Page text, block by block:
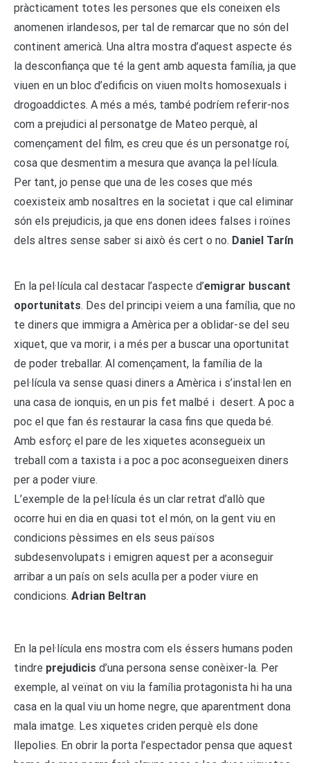
pràcticament totes les persones que els coneixen els
anomenen irlandesos, per tal de remarcar que no són del
continent americà. Una altra mostra d’aquest aspecte és
la desconfiança que té la gent amb aquesta família, ja que
viuen en un bloc d’edificis on viuen molts homosexuals i
drogoaddictes. A més a més, també podríem referir-nos
com a prejudici al personatge de Mateo perquè, al
començament del film, es creu que és un personatge roí,
cosa que desmentim a mesura que avança la pel·lícula.
Per tant, jo pense que una de les coses que més
coexisteix amb nosaltres en la societat i que cal eliminar
són els prejudicis, ja que ens donen idees falses i roïnes
dels altres sense saber si això és cert o no. Daniel Tarín
En la pel·lícula cal destacar l’aspecte d’emigrar buscant
oportunitats. Des del principi veiem a una família, que no
te diners que immigra a Amèrica per a oblidar-se del seu
xiquet, que va morir, i a més per a buscar una oportunitat
de poder treballar. Al començament, la família de la
pel·lícula va sense quasi diners a Amèrica i s’instal·len en
una casa de ionquis, en un pis fet malbé i desert. A poc a
poc el que fan és restaurar la casa fins que queda bé.
Amb esforç el pare de les xiquetes aconsegueix un
treball com a taxista i a poc a poc aconsegueixen diners
per a poder viure.
L’exemple de la pel·lícula és un clar retrat d’allò que
ocorre hui en dia en quasi tot el món, on la gent viu en
condicions pèssimes en els seus països
subdesenvolupats i emigren aquest per a aconseguir
arribar a un país on sels aculla per a poder viure en
condicions. Adrian Beltran
En la pel·lícula ens mostra com els éssers humans poden
tindre prejudicis d’una persona sense conèixer-la. Per
exemple, al veïnat on viu la família protagonista hi ha una
casa en la qual viu un home negre, que aparentment dona
mala imatge. Les xiquetes criden perquè els done
llepolies. En obrir la porta l’espectador pensa que aquest